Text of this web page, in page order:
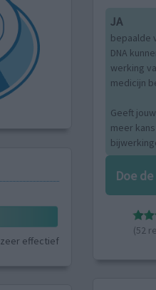
zeer effectief
JA
bepaalde
DNA
werking
medicijn
Geeft
meer
Doe
(52